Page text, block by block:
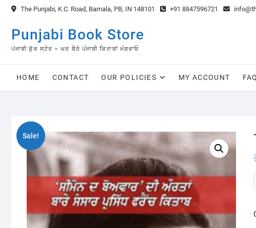
Skip
content
The Punjabi, K.C. Road, Barnala, PB, IN 148101 +91 8847596721
Punjabi Book Store
ਪੰਜਾਬੀ ਬੁੱਕ ਸਟੋਰ – ਘਰ ਬੈਠੇ ਪੰਜਾਬੀ ਕਿਤਾਬਾਂ ਮੰਗਵਾਓ
HOME CONTACT OUR POLICIES MY ACCOUNT
Sale!